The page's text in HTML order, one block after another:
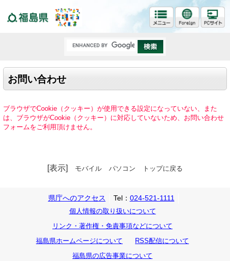
お問い合わせ
ブラウザでCookie（クッキー）が使用できる設定になっていない、また
は、ブラウザがCookie（クッキー）に対応していないため、お問い合わせ
フォームをご利用頂けません。
[表示] モバイル パソコン トップに戻る
県庁へのアクセス Tel： 024-521-1111
個人情報の取り扱いについて
リンク・著作権・免責事項などについて
福島県ホームページについて
RSS配信について
福島県の広告事業について